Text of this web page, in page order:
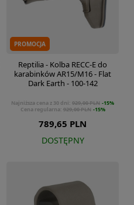
PROMOCJA
Reptilia - Kolba RECC-E do
karabinków AR15/M16 - Flat
Dark Earth - 100-142
789,65 PLN
Najniższa cena z 30 dni: 929,00 PLN -15%
Cena regularna: 929,00 PLN -15%
DOSTĘPNY